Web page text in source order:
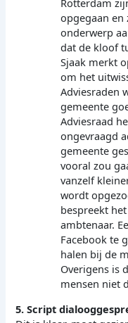
Rotterdam
opgegaan
onderwerp
dat de kloof
Sjaak merkt
om het
Adviesraden
gemeente
Adviesraad
ongevraagd
gemeente
vooral zou
vanzelf
wordt
bespreekt
ambtenaar.
Facebook te
halen bij de
Overigens is
mensen niet
5. Script